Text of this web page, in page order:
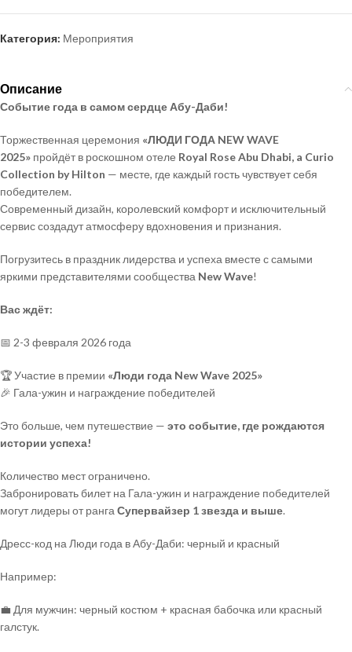
Категория: Мероприятия
Описание
Событие года в самом сердце Абу-Даби!
Торжественная церемония «ЛЮДИ ГОДА NEW WAVE
2025» пройдёт в роскошном отеле Royal Rose Abu Dhabi, a Curio
Collection by Hilton — месте, где каждый гость чувствует себя
победителем.
Современный дизайн, королевский комфорт и исключительный
сервис создадут атмосферу вдохновения и признания.
Погрузитесь в праздник лидерства и успеха вместе с самыми
яркими представителями сообщества New Wave!
Вас ждёт:
📅 2-3 февраля 2026 года
🏆Участие в премии «Люди года New Wave 2025»
🎉 Гала-ужин и награждение победителей
Это больше, чем путешествие — это событие, где рождаются
истории успеха!
Количество мест ограничено.
Забронировать билет на Гала-ужин и награждение победителей
могут лидеры от ранга Супервайзер 1 звезда и выше.
Дресс-код на Люди года в Абу-Даби: черный и красный
Например:
💼 Для мужчин: черный костюм + красная бабочка или красный
галстук.